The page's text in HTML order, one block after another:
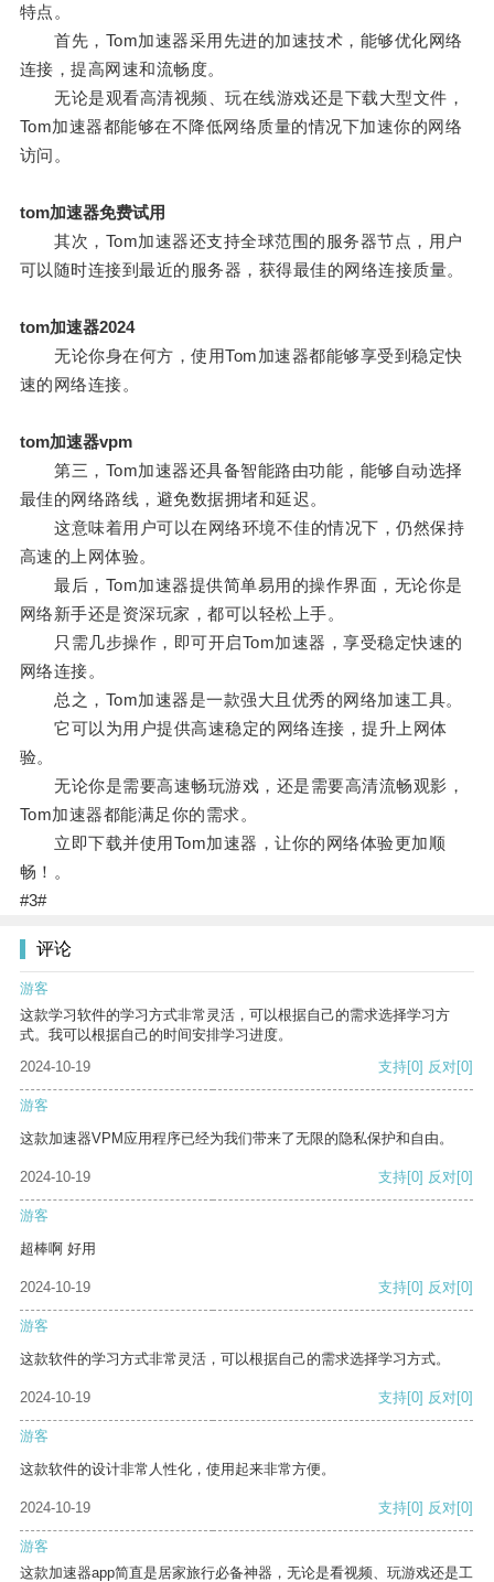
特点。
首先，Tom加速器采用先进的加速技术，能够优化网络
连接，提高网速和流畅度。
无论是观看高清视频、玩在线游戏还是下载大型文件，
Tom加速器都能够在不降低网络质量的情况下加速你的网络
访问。
tom加速器免费试用
其次，Tom加速器还支持全球范围的服务器节点，用户
可以随时连接到最近的服务器，获得最佳的网络连接质量。
tom加速器2024
无论你身在何方，使用Tom加速器都能够享受到稳定快
速的网络连接。
tom加速器vpm
第三，Tom加速器还具备智能路由功能，能够自动选择
最佳的网络路线，避免数据拥堵和延迟。
这意味着用户可以在网络环境不佳的情况下，仍然保持
高速的上网体验。
最后，Tom加速器提供简单易用的操作界面，无论你是
网络新手还是资深玩家，都可以轻松上手。
只需几步操作，即可开启Tom加速器，享受稳定快速的
网络连接。
总之，Tom加速器是一款强大且优秀的网络加速工具。
它可以为用户提供高速稳定的网络连接，提升上网体
验。
无论你是需要高速畅玩游戏，还是需要高清流畅观影，
Tom加速器都能满足你的需求。
立即下载并使用Tom加速器，让你的网络体验更加顺
畅！。
#3#
评论
游客
这款学习软件的学习方式非常灵活，可以根据自己的需求选择学习方
式。我可以根据自己的时间安排学习进度。
2024-10-19
支持[0] 反对[0]
游客
这款加速器VPM应用程序已经为我们带来了无限的隐私保护和自由。
2024-10-19 支持[0] 反对[0]
游客
超棒啊 好用
2024-10-19 支持[0] 反对[0]
游客
这款软件的学习方式非常灵活，可以根据自己的需求选择学习方式。
2024-10-19 支持[0] 反对[0]
游客
这款软件的设计非常人性化，使用起来非常方便。
2024-10-19 支持[0] 反对[0]
游客
这款加速器app简直是居家旅行必备神器，无论是看视频、玩游戏还是工